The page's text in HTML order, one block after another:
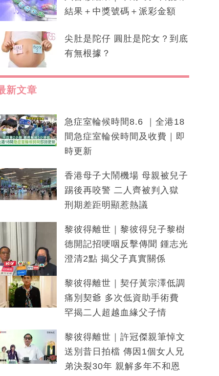
結果＋中獎號碼＋派彩金額
尖肚是陀仔 圓肚是陀女？到底
有無根據？
新文章
急症室輪候時間8.6 ｜全港18
間急症室輪侯時間及收費｜即
時更新
香港母子大鬧機場 母親被兒子
踢後再咬警 二人齊被判入獄
刑期差距明顯惹熱議
黎彼得離世｜黎彼得兒子黎樹
德開記招哽咽反擊傳聞 鍾志光
澄清2點 揭父子真實關係
黎彼得離世｜契仔黃宗澤低調
痛別契爺 多次低資助手術費
罕揭二人超越血緣父子情
黎彼得離世｜許冠傑親筆悼文
送別昔日拍檔 傳因1個女人兄
弟決裂30年 親解多年不和恩